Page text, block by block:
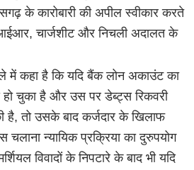
के कारोबारी की अपील स्वीकार करते
चार्जशीट और निचली अदालत के
में कहा है कि यदि बैंक लोन अकाउंट का
चुका है और उस पर डेब्ट्स रिकवरी
है, तो उसके बाद कर्जदार के खिलाफ
चलाना न्यायिक प्रक्रिया का दुरुपयोग
विवादों के निपटारे के बाद भी यदि